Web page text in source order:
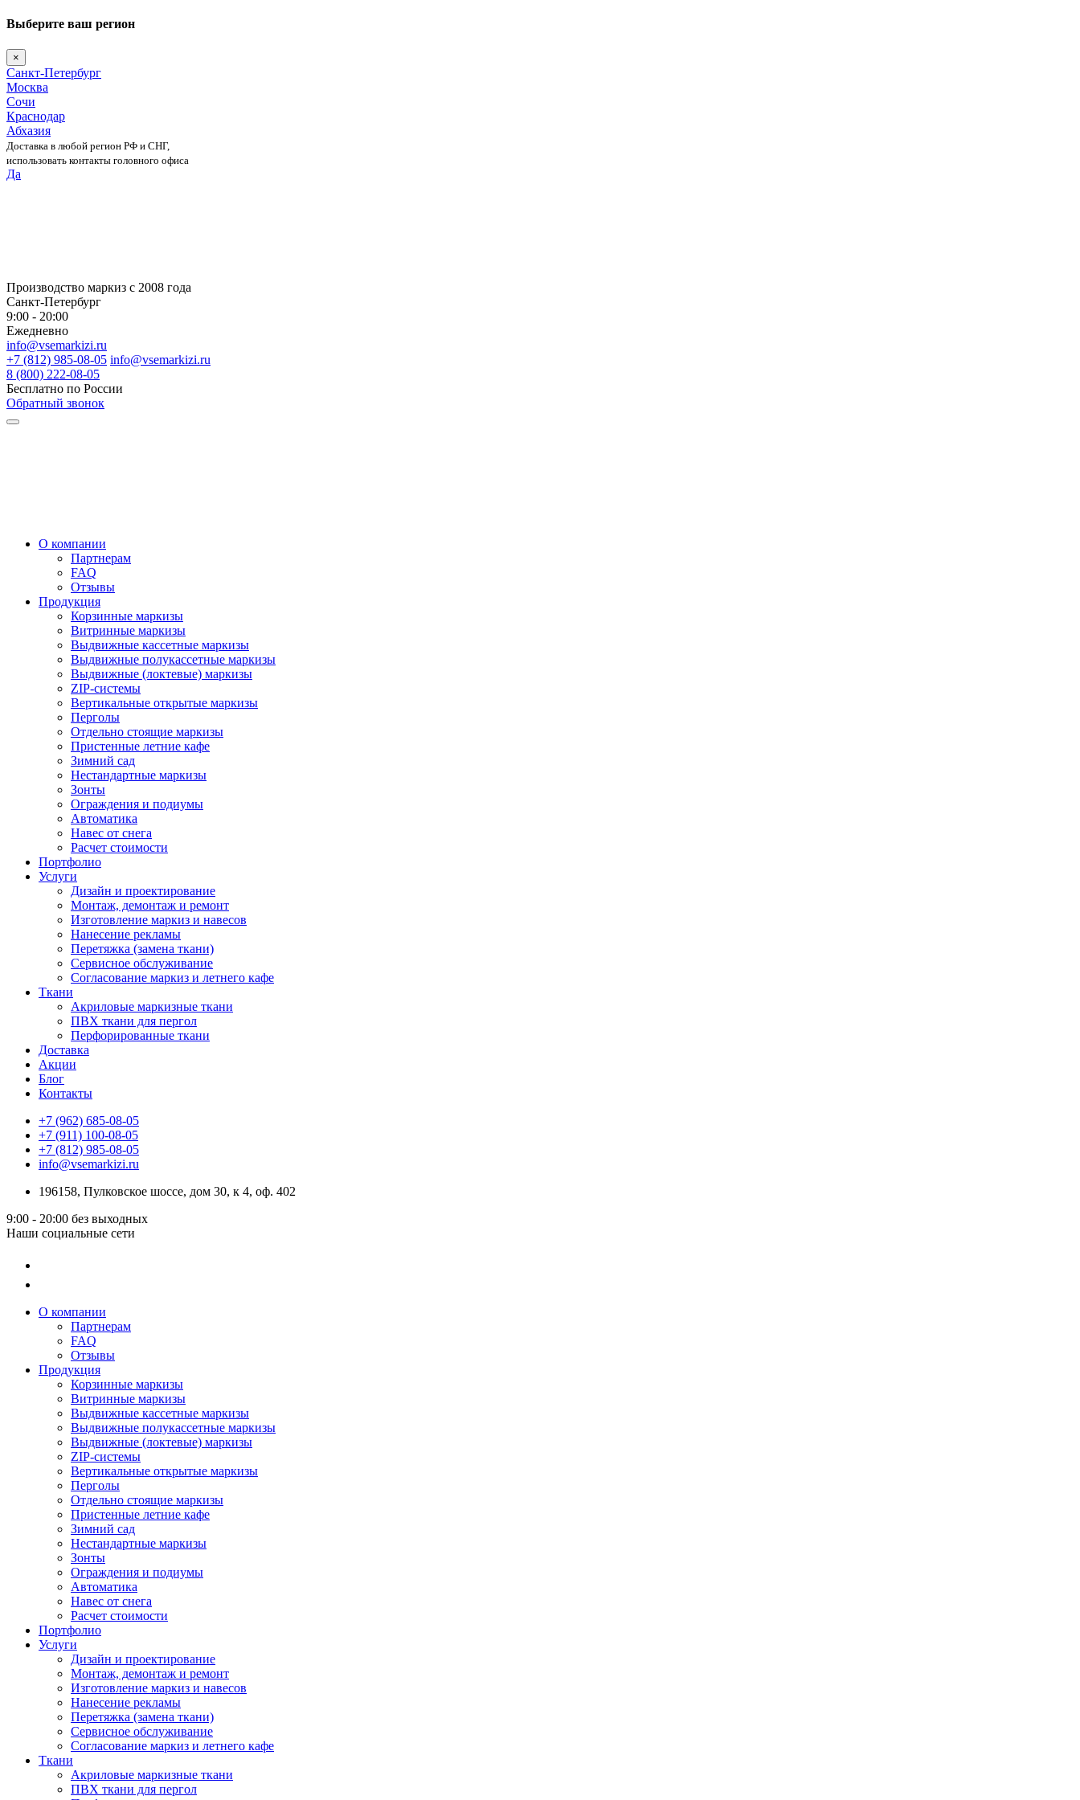
Выберите ваш регион
×
Санкт-Петербург
Москва
Сочи
Краснодар
Абхазия
Доставка в любой регион РФ и СНГ,
использовать контакты головного офиса
Да
Производство маркиз с 2008 года
Санкт-Петербург
9:00 - 20:00
Ежедневно
info@vsemarkizi.ru
+7 (812) 985-08-05 info@vsemarkizi.ru
8 (800) 222-08-05
Бесплатно по России
Обратный звонок
О компании
Партнерам
FAQ
Отзывы
Продукция
Корзинные маркизы
Витринные маркизы
Выдвижные кассетные маркизы
Выдвижные полукассетные маркизы
Выдвижные (локтевые) маркизы
ZIP-системы
Вертикальные открытые маркизы
Перголы
Отдельно стоящие маркизы
Пристенные летние кафе
Зимний сад
Нестандартные маркизы
Зонты
Ограждения и подиумы
Автоматика
Навес от снега
Расчет стоимости
Портфолио
Услуги
Дизайн и проектирование
Монтаж, демонтаж и ремонт
Изготовление маркиз и навесов
Нанесение рекламы
Перетяжка (замена ткани)
Сервисное обслуживание
Согласование маркиз и летнего кафе
Ткани
Акриловые маркизные ткани
ПВХ ткани для пергол
Перфорированные ткани
Доставка
Акции
Блог
Контакты
+7 (962) 685-08-05
+7 (911) 100-08-05
+7 (812) 985-08-05
info@vsemarkizi.ru
196158, Пулковское шоссе, дом 30, к 4, оф. 402
9:00 - 20:00 без выходных
Наши социальные сети
О компании
Партнерам
FAQ
Отзывы
Продукция
Корзинные маркизы
Витринные маркизы
Выдвижные кассетные маркизы
Выдвижные полукассетные маркизы
Выдвижные (локтевые) маркизы
ZIP-системы
Вертикальные открытые маркизы
Перголы
Отдельно стоящие маркизы
Пристенные летние кафе
Зимний сад
Нестандартные маркизы
Зонты
Ограждения и подиумы
Автоматика
Навес от снега
Расчет стоимости
Портфолио
Услуги
Дизайн и проектирование
Монтаж, демонтаж и ремонт
Изготовление маркиз и навесов
Нанесение рекламы
Перетяжка (замена ткани)
Сервисное обслуживание
Согласование маркиз и летнего кафе
Ткани
Акриловые маркизные ткани
ПВХ ткани для пергол